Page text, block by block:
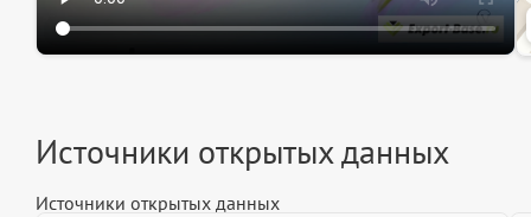
Источники открытых данных
Источники открытых данных